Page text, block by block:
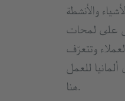
والأنشطة
على لمحات
وتتعرّف
للعمل
هنا.